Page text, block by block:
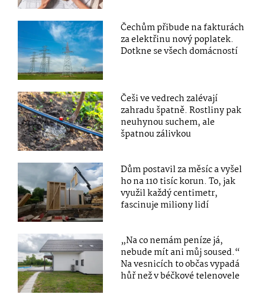
Čechům přibude na fakturách
za elektřinu nový poplatek.
Dotkne se všech domácností
Češi ve vedrech zalévají
zahradu špatně. Rostliny pak
neuhynou suchem, ale
špatnou zálivkou
Dům postavil za měsíc a vyšel
ho na 110 tisíc korun. To, jak
využil každý centimetr,
fascinuje miliony lidí
„Na co nemám peníze já,
nebude mít ani můj soused.“
Na vesnicích to občas vypadá
hůř než v béčkové telenovele